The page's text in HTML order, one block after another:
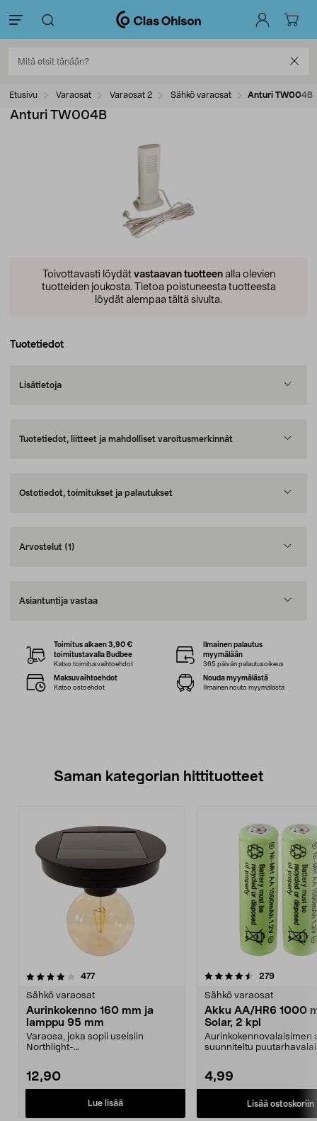
Etusivu Varaosat Varaosat 2 Sähkö varaosat Anturi TW004B
Anturi TW004B
Toivottavasti löydät vastaavan tuotteenalla olevien
tuotteiden joukosta. Tietoa poistuneesta tuotteesta
löydät alempaa tältä sivulta.
Tuotetiedot
Lisätietoja
Tuotetiedot, liitteet ja mahdolliset varoitusmerkinnät
Ostotiedot, toimitukset ja palautukset
Arvostelut (1)
Asiantuntija vastaa
Toimitus alkaen 3,90 €
toimitustavalla Budbee
Katso toimitusvaihtoehdot
Ilmainen palautus
myymälään
365 päivän palautusoikeus
Maksuvaihtoehdot
Katso ostoehdot
Nouda myymälästä
Ilmainen nouto myymälästä
Saman kategorian hittituotteet
477arvostelut
Sähkö varaosat
Aurinkokenno 160 mm ja
lamppu 95 mm
Varaosa, joka sopii useisiin
Northlight-
12,90
Lue lisää
4.5 viidestä
279arvostelut
Sähkö varaosat
Akku AA/HR6 1000
Solar, 2 kpl
Aurinkokennovalaisimen
suunniteltu
4,99
Lisää ostoskoriin
4.5 viidestä